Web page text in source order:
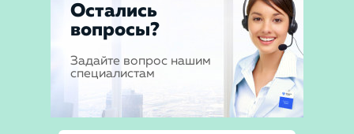
Остались
вопросы?
Задайте вопрос нашим
специалистам